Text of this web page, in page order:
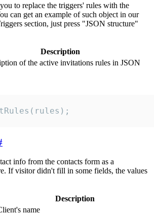
to replace the triggers' rules with the
can get an example of such object in our
section, just press "JSON structure"
Description
of the active invitations rules in JSON
info from the contacts form as a
If visitor didn't fill in some fields, the values
Description
name